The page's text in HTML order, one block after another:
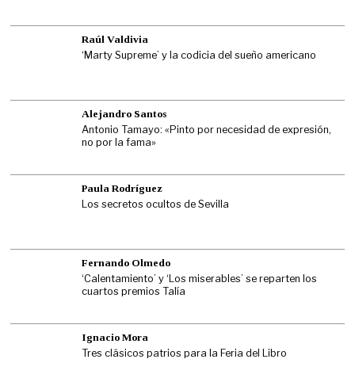
Raúl Valdivia
‘Marty Supreme’ y la codicia del sueño americano
Alejandro Santos
Antonio Tamayo: «Pinto por necesidad de expresión,
no por la fama»
Paula Rodríguez
Los secretos ocultos de Sevilla
Fernando Olmedo
‘Calentamiento’ y ‘Los miserables’ se reparten los
cuartos premios Talía
Ignacio Mora
Tres clásicos patrios para la Feria del Libro